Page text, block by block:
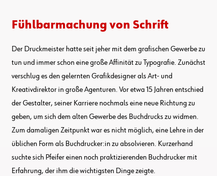
Fühlbarmachung von Schrift
Der Druckmeister hatte seit jeher mit dem grafischen Gewerbe zu
tun und immer schon eine große Affinität zu Typografie. Zunächst
verschlug es den gelernten Grafikdesigner als Art- und
Kreativdirektor in große Agenturen. Vor etwa 15 Jahren entschied
der Gestalter, seiner Karriere nochmals eine neue Richtung zu
geben, um sich dem alten Gewerbe des Buchdrucks zu widmen.
Zum damaligen Zeitpunkt war es nicht möglich, eine Lehre in der
üblichen Form als Buchdrucker:in zu absolvieren. Kurzerhand
suchte sich Pfeifer einen noch praktizierenden Buchdrucker mit
Erfahrung, der ihm die wichtigsten Dinge zeigte.